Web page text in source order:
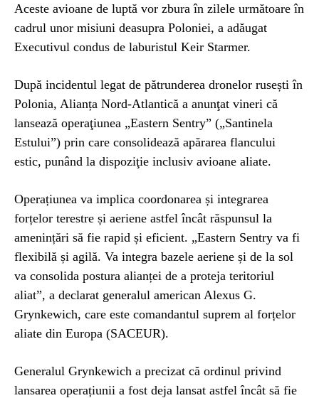
Aceste avioane de luptă vor zbura în zilele următoare în
cadrul unor misiuni deasupra Poloniei, a adăugat
Executivul condus de laburistul Keir Starmer.
După incidentul legat de pătrunderea dronelor rusești în
Polonia, Alianța Nord-Atlantică a anunţat vineri că
lansează operaţiunea „Eastern Sentry” („Santinela
Estului”) prin care consolidează apărarea flancului
estic, punând la dispoziţie inclusiv avioane aliate.
Operațiunea va implica coordonarea și integrarea
forțelor terestre și aeriene astfel încât răspunsul la
amenințări să fie rapid și eficient. „Eastern Sentry va fi
flexibilă și agilă. Va integra bazele aeriene și de la sol
va consolida postura alianței de a proteja teritoriul
aliat”, a declarat generalul american Alexus G.
Grynkewich, care este comandantul suprem al forțelor
aliate din Europa (SACEUR).
Generalul Grynkewich a precizat că ordinul privind
lansarea operațiunii a fost deja lansat astfel încât să fie